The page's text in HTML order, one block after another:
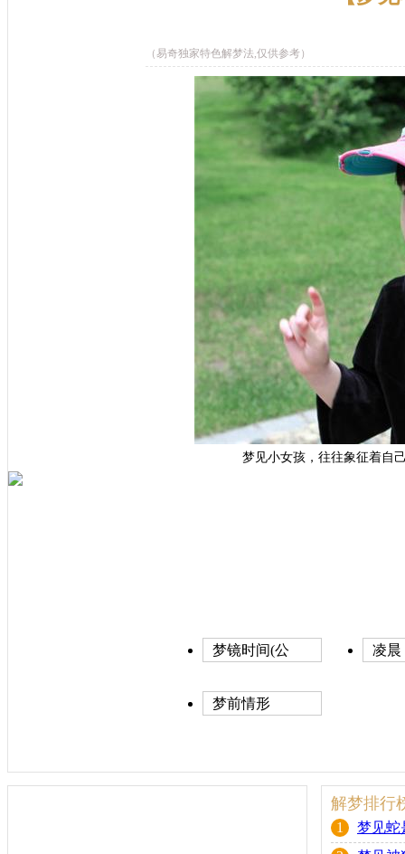
（易奇独家特色解梦法,仅供参考）
梦见小女孩，往往象征着自
梦镜时间(公
凌晨
梦前情形
解梦排行
1
梦见蛇